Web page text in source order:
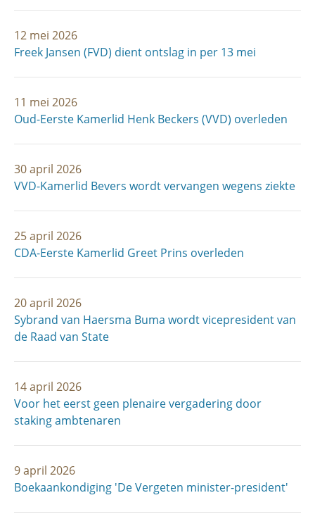
12 mei 2026
Freek Jansen (FVD) dient ontslag in per 13 mei
11 mei 2026
Oud-Eerste Kamerlid Henk Beckers (VVD) overleden
30 april 2026
VVD-Kamerlid Bevers wordt vervangen wegens ziekte
25 april 2026
CDA-Eerste Kamerlid Greet Prins overleden
20 april 2026
Sybrand van Haersma Buma wordt vicepresident van
de Raad van State
14 april 2026
Voor het eerst geen plenaire vergadering door
staking ambtenaren
9 april 2026
Boekaankondiging 'De Vergeten minister-president'